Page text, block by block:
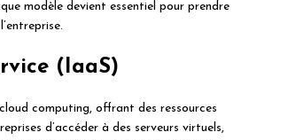
modèle devient essentiel pour prendre
(IaaS)
computing, offrant des ressources
d’accéder à des serveurs virtuels,